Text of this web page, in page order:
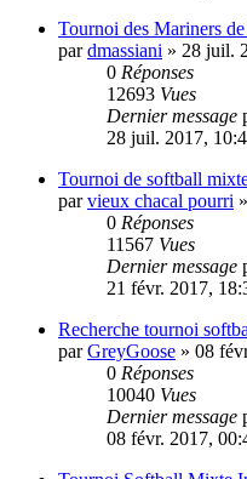
Tournoi des Mariners
pardmassiani » 28 juil.
0 Réponses
12693 Vues
Dernier message
28 juil. 2017,
Tournoi de softball
parvieux chacal pourri »
0 Réponses
11567 Vues
Dernier message
21 févr. 2017,
Recherche tournoi
parGreyGoose » 08
0 Réponses
10040 Vues
Dernier message
08 févr. 2017,